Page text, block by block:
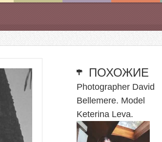
ПОХОЖИЕ
Photographer David
Bellemere. Model
Keterina Leva.